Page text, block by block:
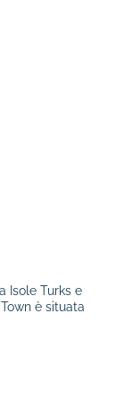
Isole Turks e
è situata